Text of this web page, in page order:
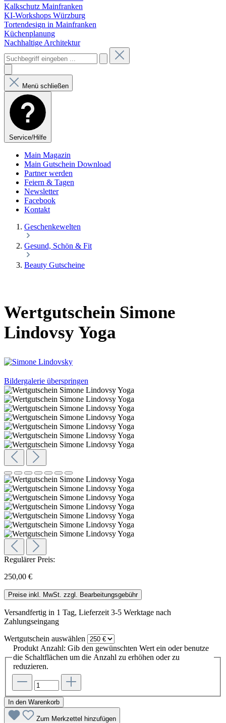
Kalkschutz Mainfranken
KI-Workshops Würzburg
Tortendesign in Mainfranken
Küchenplanung
Nachhaltige Architektur
Menü schließen
Service/Hilfe
Main Magazin
Main Gutschein Download
Partner werden
Feiern & Tagen
Newsletter
Facebook
Kontakt
Geschenkewelten
Gesund, Schön & Fit
Beauty Gutscheine
Wertgutschein Simone
Lindovsy Yoga
Bildergalerie überspringen
Regulärer Preis:
250,00 €
Preise inkl. MwSt. zzgl. Bearbeitungsgebühr
Versandfertig in 1 Tag, Lieferzeit 3-5 Werktage nach
Zahlungseingang
Wertgutschein auswählen
Produkt Anzahl: Gib den gewünschten Wert ein oder benutze
die Schaltflächen um die Anzahl zu erhöhen oder zu
reduzieren.
In den Warenkorb
Zum Merkzettel hinzufügen